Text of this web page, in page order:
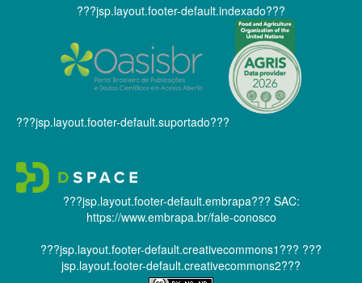
???jsp.layout.footer-default.indexado???
???jsp.layout.footer-default.suportado???
???jsp.layout.footer-default.embrapa??? SAC:
https://www.embrapa.br/fale-conosco
???jsp.layout.footer-default.creativecommons1??? ???
jsp.layout.footer-default.creativecommons2???